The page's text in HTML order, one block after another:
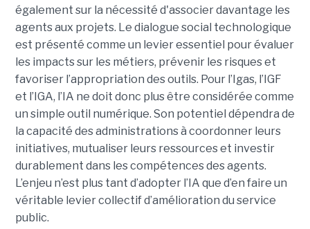
également sur la nécessité d'associer davantage les
agents aux projets. Le dialogue social technologique
est présenté comme un levier essentiel pour évaluer
les impacts sur les métiers, prévenir les risques et
favoriser l’appropriation des outils. Pour l’Igas, l’IGF
et l’IGA, l’IA ne doit donc plus être considérée comme
un simple outil numérique. Son potentiel dépendra de
la capacité des administrations à coordonner leurs
initiatives, mutualiser leurs ressources et investir
durablement dans les compétences des agents.
L’enjeu n’est plus tant d’adopter l’IA que d’en faire un
véritable levier collectif d’amélioration du service
public.